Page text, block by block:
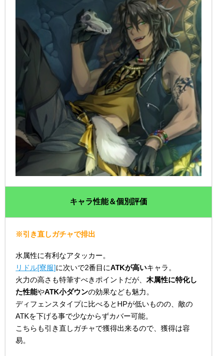
キャラ性能＆個別評価
※引き直しガチャで排出
水属性に有利なアタッカー。
リドル[寮服]に次いで2番目にATKが高いキャラ。
火力の高さも特筆すべきポイントだが、木属性に特化し
た性能やATK小ダウンの効果なども魅力。
ディフェンスタイプに比べるとHPが低いものの、敵の
ATKを下げる事で少なからずカバー可能。
こちらも引き直しガチャで獲得出来るので、獲得は容
易。